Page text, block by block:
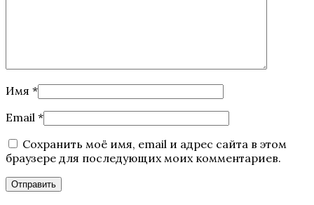
Имя *
Email *
Сохранить моё имя, email и адрес сайта в этом
браузере для последующих моих комментариев.